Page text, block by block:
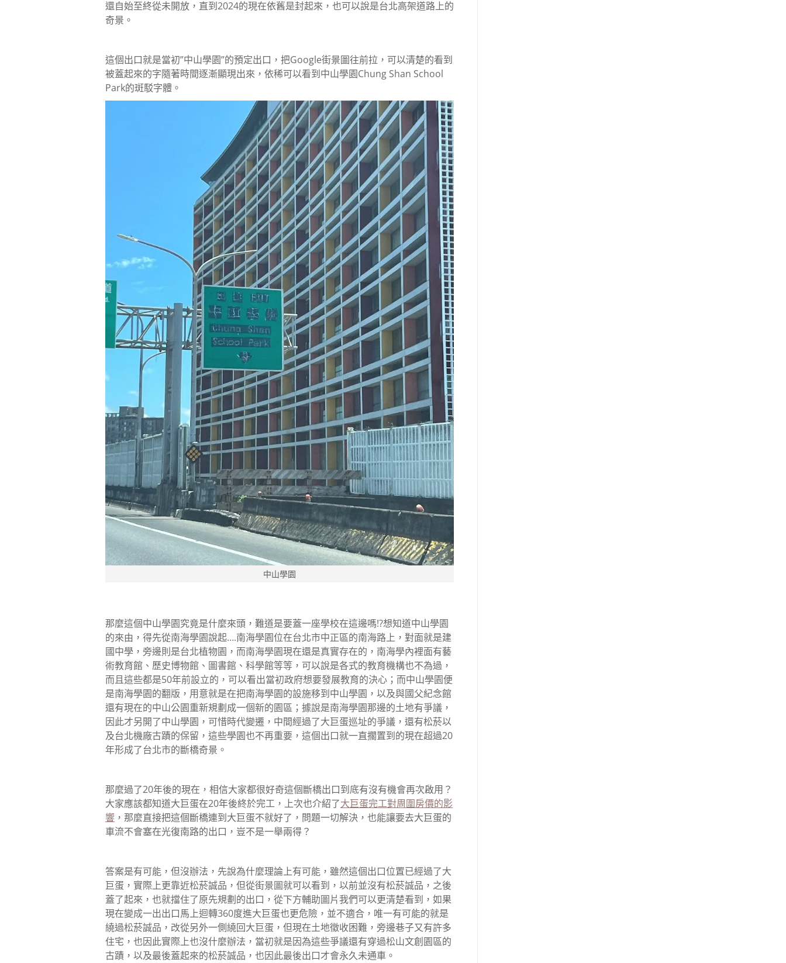
還自始至終從未開放，直到2024的現在依舊是封起來，也可以說是台北高架道路上的
奇景。
這個出口就是當初”中山學園”的預定出口，把Google街景圖往前拉，可以清楚的看到
被蓋起來的字隨著時間逐漸顯現出來，依稀可以看到中山學園Chung Shan School
Park的斑駁字體。
中山學園
那麼這個中山學園究竟是什麼來頭，難道是要蓋一座學校在這邊嗎!?想知道中山學園
的來由，得先從南海學園說起….南海學園位在台北市中正區的南海路上，對面就是建
國中學，旁邊則是台北植物園，而南海學園現在還是真實存在的，南海學內裡面有藝
術教育館、歷史博物館、圖書館、科學館等等，可以說是各式的教育機構也不為過，
而且這些都是50年前設立的，可以看出當初政府想要發展教育的決心；而中山學園便
是南海學園的翻版，用意就是在把南海學園的設施移到中山學園，以及與國父紀念館
還有現在的中山公園重新規劃成一個新的園區；據說是南海學園那邊的土地有爭議，
因此才另開了中山學園，可惜時代變遷，中間經過了大巨蛋巡址的爭議，還有松菸以
及台北機廠古蹟的保留，這些學園也不再重要，這個出口就一直擱置到的現在超過20
年形成了台北市的斷橋奇景。
那麼過了20年後的現在，相信大家都很好奇這個斷橋出口到底有沒有機會再次啟用？
大家應該都知道大巨蛋在20年後終於完工，上次也介紹了大巨蛋完工對周圍房價的影
響 ，那麼直接把這個斷橋連到大巨蛋不就好了，問題一切解決，也能讓要去大巨蛋的
車流不會塞在光復南路的出口，豈不是一舉兩得？
答案是有可能，但沒辦法，先說為什麼理論上有可能，雖然這個出口位置已經過了大
巨蛋，實際上更靠近松菸誠品，但從街景圖就可以看到，以前並沒有松菸誠品，之後
蓋了起來，也就擋住了原先規劃的出口，從下方輔助圖片我們可以更清楚看到，如果
現在變成一出出口馬上迴轉360度進大巨蛋也更危險，並不適合，唯一有可能的就是
繞過松菸誠品，改從另外一側繞回大巨蛋，但現在土地徵收困難，旁邊巷子又有許多
住宅，也因此實際上也沒什麼辦法，當初就是因為這些爭議還有穿過松山文創園區的
古蹟，以及最後蓋起來的松菸誠品，也因此最後出口才會永久未通車。